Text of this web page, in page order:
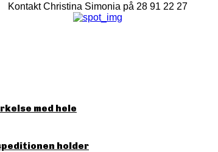
Kontakt Christina Simonia på 28 91 22 27
med hele
holder